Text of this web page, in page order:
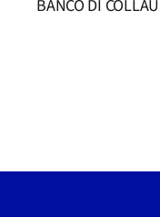
BANCO DI